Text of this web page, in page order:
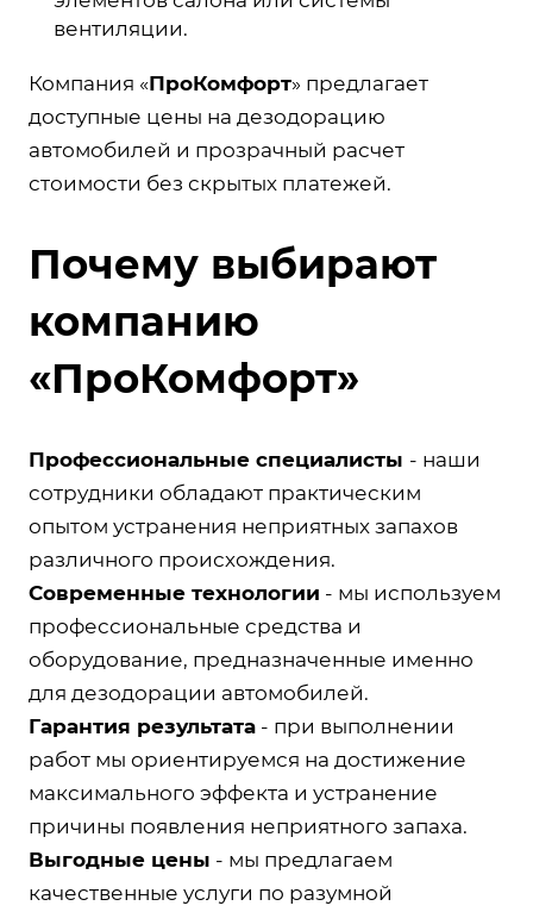
вентиляции.
Компания «ПроКомфорт» предлагает
доступные цены на дезодорацию
автомобилей и прозрачный расчет
стоимости без скрытых платежей.
Почему выбирают
компанию
«ПроКомфорт»
Профессиональные специалисты - наши
сотрудники обладают практическим
опытом устранения неприятных запахов
различного происхождения.
Современные технологии - мы используем
профессиональные средства и
оборудование, предназначенные именно
для дезодорации автомобилей.
Гарантия результата - при выполнении
работ мы ориентируемся на достижение
максимального эффекта и устранение
причины появления неприятного запаха.
Выгодные цены - мы предлагаем
качественные услуги по разумной